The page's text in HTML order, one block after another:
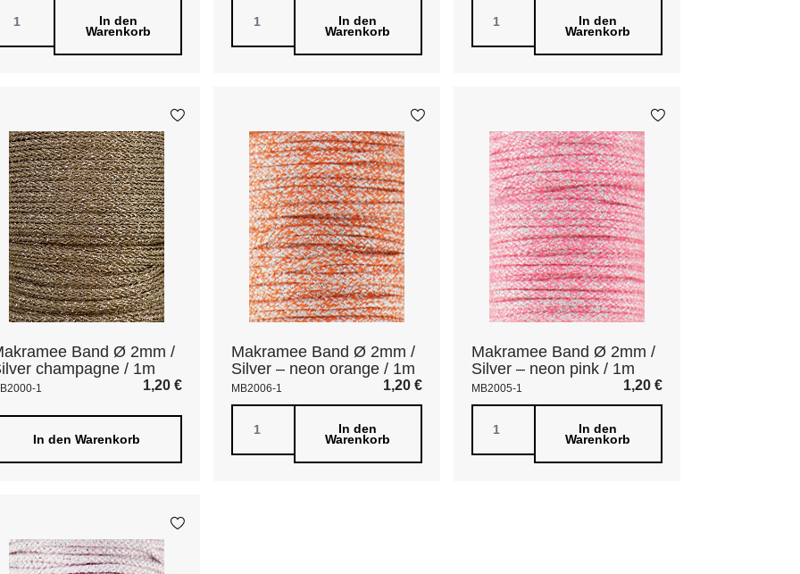
In den
Warenkorb
In den
Warenkorb
In den
Warenkorb
Band Ø 2mm /
champagne / 1m
1 1,20 €
In den Warenkorb
Makramee Band Ø 2mm /
Silver – neon orange / 1m
MB2006-1 1,20 €
In den
Warenkorb
Makramee Band Ø 2mm /
Silver – neon pink / 1m
MB2005-1 1,20 €
In den
Warenkorb